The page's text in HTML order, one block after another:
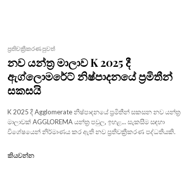
ප්‍රතිචක්‍රීකරණ පුවත්
නව යන්ත්‍ර මාලාව K 2025 දී
ඇග්ලොමරේට් නිෂ්පාදනයේ ප්‍රමිතීන්
සකසයි
K 2025 දී Agglomerate නිෂ්පාදනයේ ප්‍රමිතීන් සකසන නව යන්ත්‍ර
මාලාවක් AGGLOREMA යන්ත්‍ර පවුල, ඉහළ... සැකසීම සඳහා
විශේෂයෙන් නිර්මාණය කර ඇති නව ප්‍රතිචක්‍රීකරණ පද්ධතියකි.
කියවන්න